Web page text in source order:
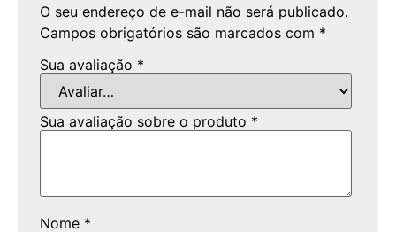
O seu endereço de e-mail não será publicado.
Campos obrigatórios são marcados com *
Sua avaliação *
Sua avaliação sobre o produto *
Nome *